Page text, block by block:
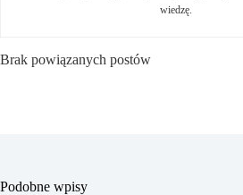
wiedzę.
Brak powiązanych postów
Podobne wpisy